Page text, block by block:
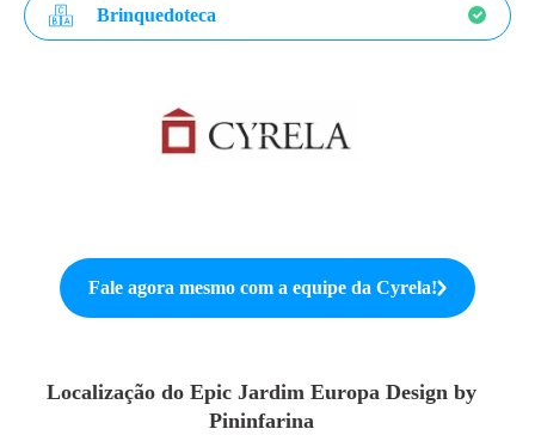
Brinquedoteca
Fale agora mesmo com a equipe da Cyrela!
Localização do Epic Jardim Europa Design by
Pininfarina